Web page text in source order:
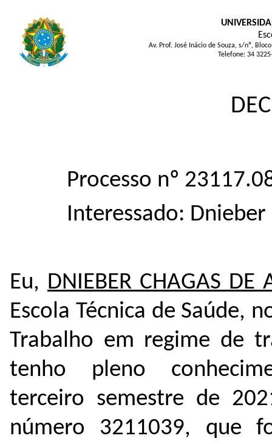
Av. Prof. José Inácio de Souza, s/nº,
Telefone: 34
Processo nº
Interessado: Dnieber
Eu, DNIEBER CHAGAS DE
Escola Técnica de Saúde,
Trabalho em regime de
tenho pleno
terceiro semestre de
número 3211039, que